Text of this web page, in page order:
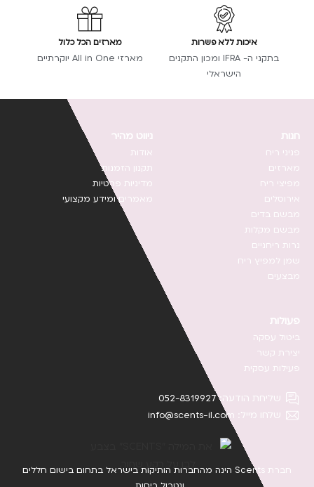
איכות ללא פשרות
בתקני ה- IFRA ומכון התקנים
הישראלי
מארזים הכל כלול
מארזי All in One יוקרתיים
חנות
פניני ריח
מארזים
מפיצי ריח
אירוסלים
מבשם בדים
מבשם מקלות
נרות ריחניים
שמן למפיץ ריח
מבצעים
ניווט מהיר
אודות
תקנון הזמנות
מדיניות פרטיות
מאמרים ומידע מקצועי
פעולות
ביטול עסקה
יצירת קשר
פעילות עסקית
שליחת הודעה: 052-8319927
שלחו מייל: info@scents-il.com
חברת Scents הינה מהחברות הותיקות בישראל בתחום בישום חללים